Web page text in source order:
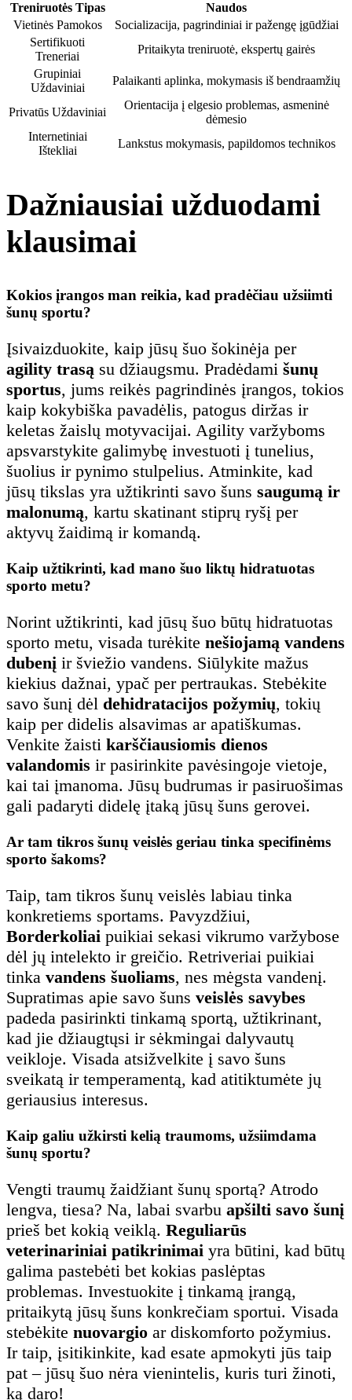
Treniruotės Tipas
Naudos
Vietinės Pamokos
Socializacija, pagrindiniai ir pažengę įgūdžiai
Sertifikuoti
Treneriai
Pritaikyta treniruotė, ekspertų gairės
Grupiniai
Uždaviniai
Palaikanti aplinka, mokymasis iš bendraamžių
Privatūs Uždaviniai
Orientacija į elgesio problemas, asmeninė
dėmesio
Internetiniai
Ištekliai
Lankstus mokymasis, papildomos technikos
Dažniausiai užduodami
klausimai
Kokios įrangos man reikia, kad pradėčiau užsiimti
šunų sportu?
Įsivaizduokite, kaip jūsų šuo šokinėja per
agility trasą su džiaugsmu. Pradėdami šunų
sportus, jums reikės pagrindinės įrangos, tokios
kaip kokybiška pavadėlis, patogus diržas ir
keletas žaislų motyvacijai. Agility varžyboms
apsvarstykite galimybę investuoti į tunelius,
šuolius ir pynimo stulpelius. Atminkite, kad
jūsų tikslas yra užtikrinti savo šuns saugumą ir
malonumą, kartu skatinant stiprų ryšį per
aktyvų žaidimą ir komandą.
Kaip užtikrinti, kad mano šuo liktų hidratuotas
sporto metu?
Norint užtikrinti, kad jūsų šuo būtų hidratuotas
sporto metu, visada turėkite nešiojamą vandens
dubenį ir šviežio vandens. Siūlykite mažus
kiekius dažnai, ypač per pertraukas. Stebėkite
savo šunį dėl dehidratacijos požymių, tokių
kaip per didelis alsavimas ar apatiškumas.
Venkite žaisti karščiausiomis dienos
valandomis ir pasirinkite pavėsingoje vietoje,
kai tai įmanoma. Jūsų budrumas ir pasiruošimas
gali padaryti didelę įtaką jūsų šuns gerovei.
Ar tam tikros šunų veislės geriau tinka specifinėms
sporto šakoms?
Taip, tam tikros šunų veislės labiau tinka
konkretiems sportams. Pavyzdžiui,
Borderkoliai puikiai sekasi vikrumo varžybose
dėl jų intelekto ir greičio. Retriveriai puikiai
tinka vandens šuoliams, nes mėgsta vandenį.
Supratimas apie savo šuns veislės savybes
padeda pasirinkti tinkamą sportą, užtikrinant,
kad jie džiaugtųsi ir sėkmingai dalyvautų
veikloje. Visada atsižvelkite į savo šuns
sveikatą ir temperamentą, kad atitiktumėte jų
geriausius interesus.
Kaip galiu užkirsti kelią traumoms, užsiimdama
šunų sportu?
Vengti traumų žaidžiant šunų sportą? Atrodo
lengva, tiesa? Na, labai svarbu apšilti savo šunį
prieš bet kokią veiklą. Reguliarūs
veterinariniai patikrinimai yra būtini, kad būtų
galima pastebėti bet kokias paslėptas
problemas. Investuokite į tinkamą įrangą,
pritaikytą jūsų šuns konkrečiam sportui. Visada
stebėkite nuovargio ar diskomforto požymius.
Ir taip, įsitikinkite, kad esate apmokyti jūs taip
pat – jūsų šuo nėra vienintelis, kuris turi žinoti,
ką daro!